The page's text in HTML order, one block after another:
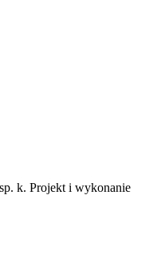
k. Projekt i wykonanie